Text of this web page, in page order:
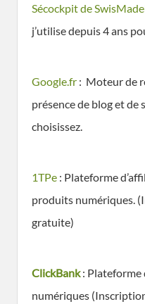
Sécockpit de
j’utilise depuis 4 ans
Google.fr : Moteur de
présence de blog et de
choisissez.
1TPe : Plateforme
produits numériques.
gratuite)
ClickBank : Plateforme
numériques